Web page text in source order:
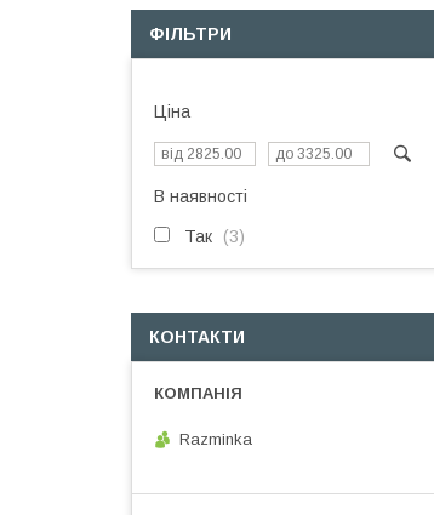
ФІЛЬТРИ
Ціна
В наявності
Так 3
КОНТАКТИ
Razminka